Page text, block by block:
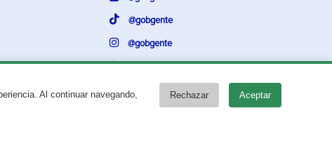
Al continuar navegando,
Rechazar Aceptar
@gobgente
@gobgente
@gobgente